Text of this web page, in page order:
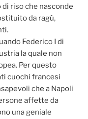
riso che nasconde
da ragù,
Federico I di
la quale non
Per questo
cuochi francesi
che a Napoli
affette da
una geniale